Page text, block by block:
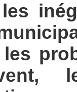
les